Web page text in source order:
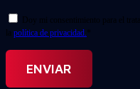
Doy mi consentimiento para el
la política de privacidad. *